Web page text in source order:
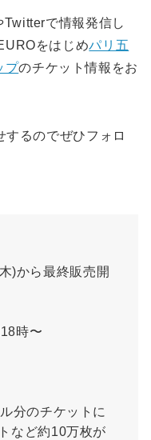
Twitterで情報発信し
をはじめパリ五
プのチケット情報をお
するのでぜひフォロ
)から最終販売開
時〜
分のチケットに
など約10万枚が